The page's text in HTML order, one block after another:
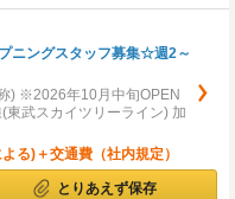
ニングスタッフ募集☆週2～
) ※2026年10月中旬OPEN
武スカイツリーライン) 加
る)＋交通費（社内規定）
とりあえず保存